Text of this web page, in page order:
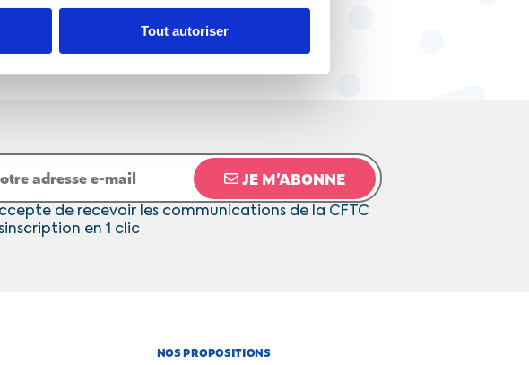
Tout autoriser
JE M’ABONNE
de recevoir les communications de la CFTC
en 1 clic
NOS PROPOSITIONS